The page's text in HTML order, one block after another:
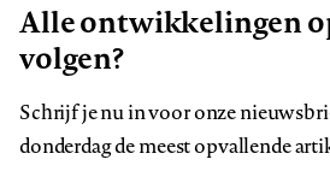
Alle ontwikkelingen
volgen?
Schrijf je nu in voor onze
donderdag de meest opvallende